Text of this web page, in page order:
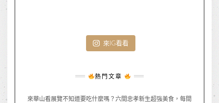
來IG看看
熱門文章
來華山看展覽不知道要吃什麼嗎？六間忠孝新生超強美食，每間